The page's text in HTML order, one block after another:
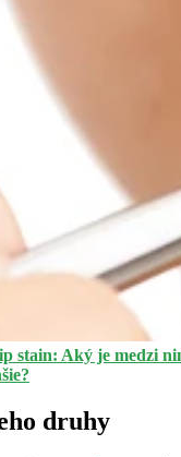
stain: Aký je medzi
druhy